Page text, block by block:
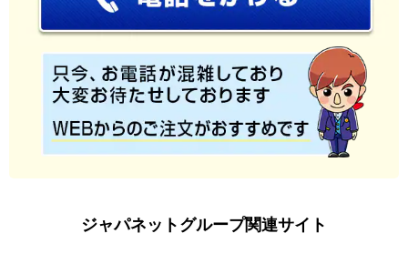
ジャパネットグループ関連サイト